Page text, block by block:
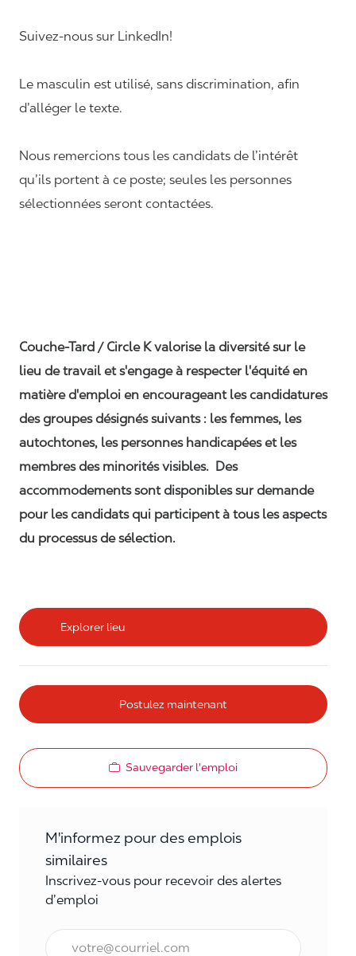
Suivez-nous sur LinkedIn!
Le masculin est utilisé, sans discrimination, afin
d’alléger le texte.
Nous remercions tous les candidats de l’intérêt
qu’ils portent à ce poste; seules les personnes
sélectionnées seront contactées.
Couche-Tard / Circle K valorise la diversité sur le
lieu de travail et s'engage à respecter l'équité en
matière d'emploi en encourageant les candidatures
des groupes désignés suivants : les femmes, les
autochtones, les personnes handicapées et les
membres des minorités visibles. Des
accommodements sont disponibles sur demande
pour les candidats qui participent à tous les aspects
du processus de sélection.
Explorer lieu
Postulez maintenant
Sauvegarder l'emploi
M'informez pour des emplois
similaires
Inscrivez-vous pour recevoir des alertes
d’emploi
Courriel*